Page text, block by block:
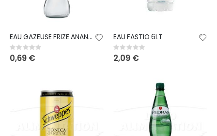
EAU GAZEUSE FRIZE ANANAS 25CL
Rating:
0%
0,69 €
EAU FASTIO 6LT
Rating:
0%
2,09 €